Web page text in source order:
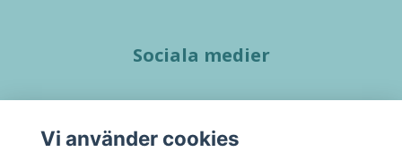
Sociala medier
Vi använder cookies